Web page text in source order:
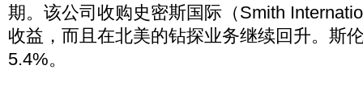
期。该公司收购史密斯国际（Smith
收益，而且在北美的钻探业务继续回升。斯
5.4%。